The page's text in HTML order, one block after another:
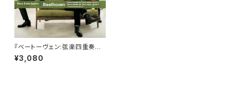
『ベートーヴェン:弦楽四重奏曲
全集3』ウェールズ弦楽四重奏団
¥3,080